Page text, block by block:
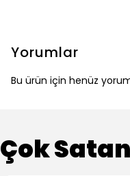
Yorumlar
Bu ürün için henüz
Çok